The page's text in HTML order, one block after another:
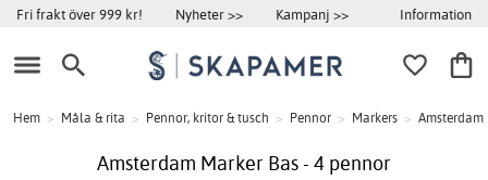
Fri frakt över 999 kr! Nyheter >> Kampanj >> Information
Hem > Måla & rita > Pennor, kritor & tusch > Pennor > Markers > Amsterdam
Amsterdam Marker Bas - 4 pennor